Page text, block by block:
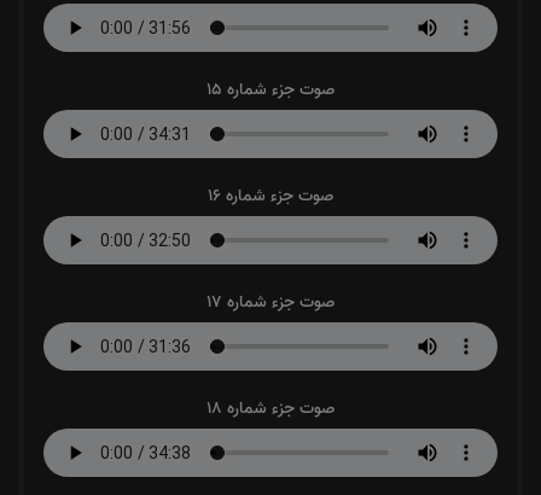
صوت جزء شماره 15
صوت جزء شماره 16
صوت جزء شماره 17
صوت جزء شماره 18